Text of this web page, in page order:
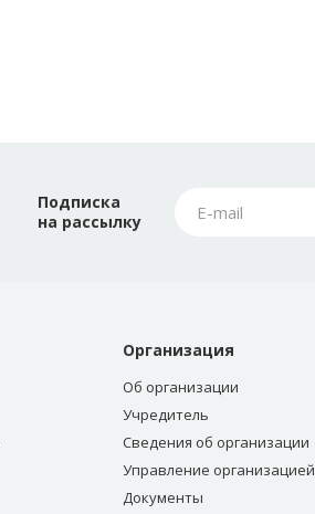
Подписка
на рассылку
Организация
Об организации
Учредитель
Сведения об организации
Управление организацией
Документы